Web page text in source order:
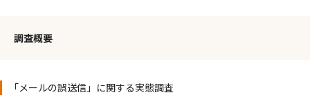
調査概要
「メールの誤送信」に関する実態調査